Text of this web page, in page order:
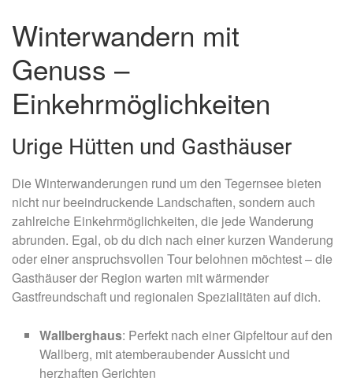
Winterwandern mit
Genuss –
Einkehrmöglichkeiten
Urige Hütten und Gasthäuser
Die Winterwanderungen rund um den Tegernsee bieten
nicht nur beeindruckende Landschaften, sondern auch
zahlreiche Einkehrmöglichkeiten, die jede Wanderung
abrunden. Egal, ob du dich nach einer kurzen Wanderung
oder einer anspruchsvollen Tour belohnen möchtest – die
Gasthäuser der Region warten mit wärmender
Gastfreundschaft und regionalen Spezialitäten auf dich.
Wallberghaus: Perfekt nach einer Gipfeltour auf den
Wallberg, mit atemberaubender Aussicht und
herzhaften Gerichten